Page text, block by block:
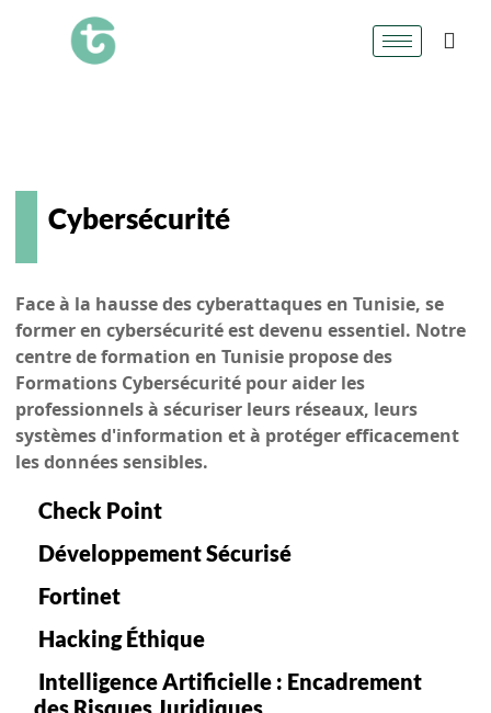
Cybersécurité
Face à la hausse des cyberattaques en Tunisie, se
former en cybersécurité est devenu essentiel. Notre
centre de formation en Tunisie propose des
Formations Cybersécurité pour aider les
professionnels à sécuriser leurs réseaux, leurs
systèmes d'information et à protéger efficacement
les données sensibles.
Check Point
Développement Sécurisé
Fortinet
Hacking Éthique
Intelligence Artificielle : Encadrement
des Risques Juridiques